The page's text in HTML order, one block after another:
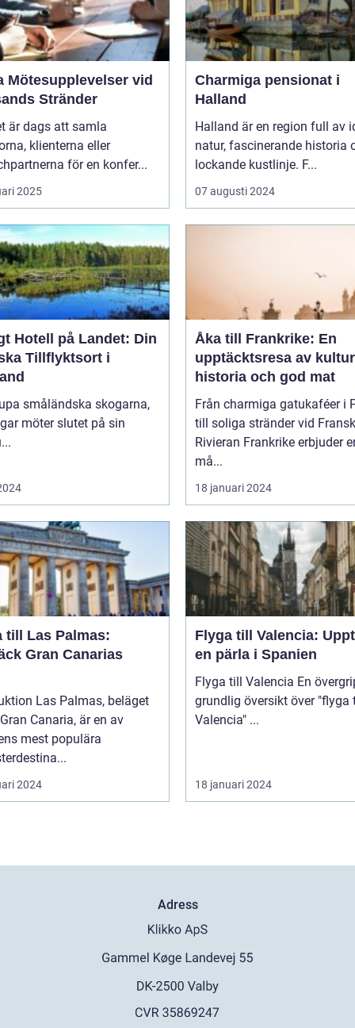
Mötesupplevelser vid
Stränder
är dags att samla
klienterna eller
för en konfer...
2025
Charmiga pensionat i
Halland
Halland är en region full av
natur, fascinerande historia
lockande kustlinje. F...
07 augusti 2024
Hotell på Landet: Din
Tillflyktsort i
småländska skogarna,
möter slutet på sin
Åka till Frankrike: En
upptäcktsresa av
historia och god mat
Från charmiga gatukaféer i
till soliga stränder vid
Rivieran Frankrike erbjuder en
må...
18 januari 2024
till Las Palmas:
Gran Canarias
Las Palmas, beläget
Canaria, är en av
mest populära
2024
Flyga till Valencia:
en pärla i Spanien
Flyga till Valencia En övergripande,
grundlig översikt över "flyga
Valencia" ...
18 januari 2024
Adress